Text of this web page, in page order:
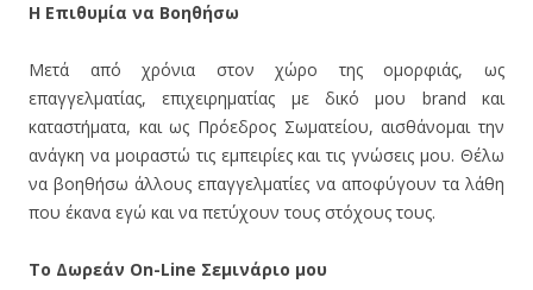
Η Επιθυμία να Βοηθήσω
Μετά από χρόνια στον χώρο της ομορφιάς, ως
επαγγελματίας, επιχειρηματίας με δικό μου brand και
καταστήματα, και ως Πρόεδρος Σωματείου, αισθάνομαι την
ανάγκη να μοιραστώ τις εμπειρίες και τις γνώσεις μου. Θέλω
να βοηθήσω άλλους επαγγελματίες να αποφύγουν τα λάθη
που έκανα εγώ και να πετύχουν τους στόχους τους.
Το Δωρεάν On-Line Σεμινάριο μου